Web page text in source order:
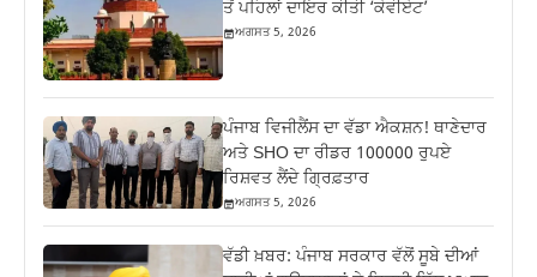
ਤੋਂ ਪਹਿਲਾਂ ਦਾਇਰ ਕੀਤੀ ‘ਕੇਵੀਏਟ’
ਅਗਸਤ 5, 2026
ਪੰਜਾਬ ਵਿਜੀਲੈਂਸ ਦਾ ਵੱਡਾ ਐਕਸ਼ਨ! ਥਾਣੇਦਾਰ
ਅਤੇ SHO ਦਾ ਰੀਡਰ 100000 ਰੁਪਏ
ਰਿਸ਼ਵਤ ਲੈਂਦੇ ਗ੍ਰਿਫ਼ਤਾਰ
ਅਗਸਤ 5, 2026
ਵੱਡੀ ਖ਼ਬਰ: ਪੰਜਾਬ ਸਰਕਾਰ ਵੱਲੋਂ ਸੂਬੇ ਦੀਆਂ